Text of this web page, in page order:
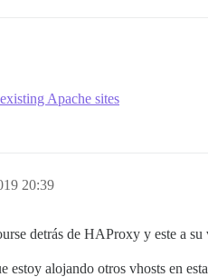
Apache sites
20:39
detrás de HAProxy y este a su
estoy alojando otros vhosts en